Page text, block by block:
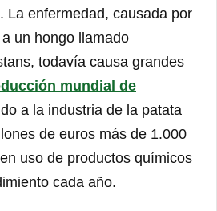
La enfermedad, causada por
un hongo llamado
todavía causa grandes
mundial de
a la industria de la patata
de euros más de 1.000
uso de productos químicos
cada año.